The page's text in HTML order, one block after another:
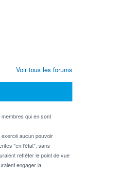
qui en sont
exercé aucun pouvoir
"en l'état", sans
refléter le point de vue
engager la
Voir tous les forums